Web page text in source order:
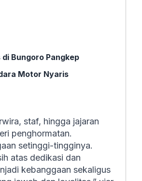
Bungoro Pangkep
Motor Nyaris
staf, hingga jajaran
penghormatan.
setinggi-tingginya.
atas dedikasi dan
kebanggaan sekaligus